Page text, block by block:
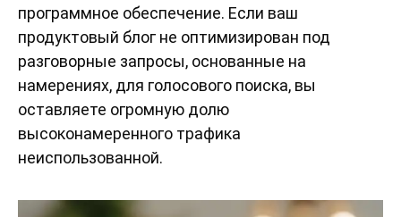
программное обеспечение. Если ваш
продуктовый блог не оптимизирован под
разговорные запросы, основанные на
намерениях, для голосового поиска, вы
оставляете огромную долю
высоконамеренного трафика
неиспользованной.